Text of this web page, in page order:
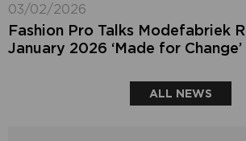
03/02/2026
Fashion Pro Talks Modefabriek
January 2026 ‘Made for Change’
ALL NEWS